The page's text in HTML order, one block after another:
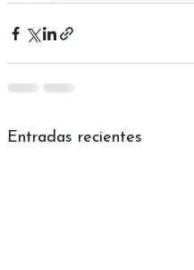
Entradas recientes